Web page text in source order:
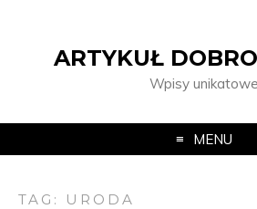
ARTYKUŁ
Wpisy unikatowe
MENU
TAG: URODA